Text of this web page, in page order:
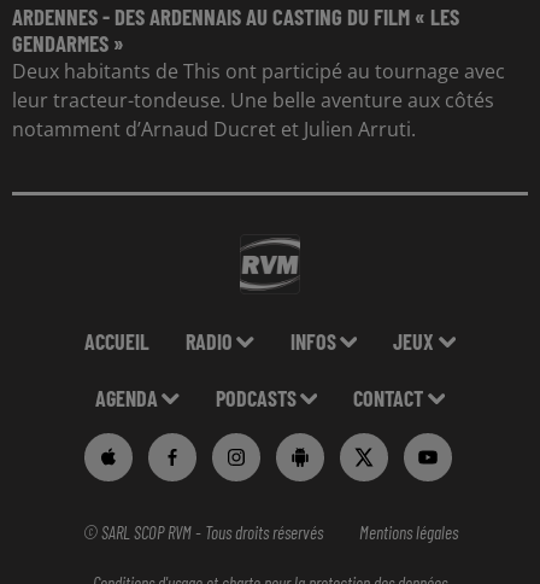
ARDENNES - DES ARDENNAIS AU CASTING DU FILM « LES
GENDARMES »
Deux habitants de This ont participé au tournage avec
leur tracteur-tondeuse. Une belle aventure aux côtés
notamment d’Arnaud Ducret et Julien Arruti.
ACCUEIL RADIO INFOS JEUX
AGENDA PODCASTS CONTACT
© SARL SCOP RVM - Tous droits réservés Mentions légales